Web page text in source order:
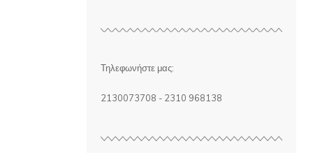
Τηλεφωνήστε μας:
2130073708 - 2310 968138